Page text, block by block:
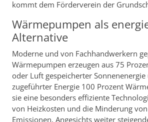
kommt dem Förderverein der
Wärmepumpen als
Alternative
Moderne und von Fachhandwerkern
Wärmepumpen erzeugen aus 75
oder Luft gespeicherter
zugeführter Energie 100 Prozent
sie eine besonders effiziente
von Heizkosten und die Minderung
Emissionen. Angesichts weiter